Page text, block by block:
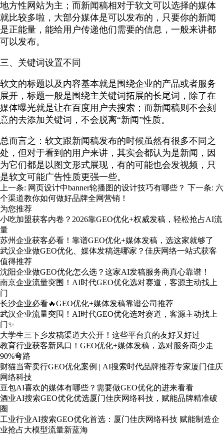
地方性网站为主；而新闻稿相对于软文可以选择的媒体
就比较多啦，大部分媒体是可以发布的，只要你的新闻
是正能量，能给用户传递他们需要的信息，一般来讲都
可以发布。
三、关键词设置不同
软文的标题以及内容基本就是围绕企业的产品或者服务
展开，标题一般是围绕主关键词拓展的长尾词，除了在
媒体曝光就是让在百度用户去搜索；而新闻稿则不会刻
意的去添加关键词，不会脱离“新闻”性质。
总而言之：软文跟新闻稿发布的时候虽然有很多不同之
处，但对于看到的用户来讲，其实会都认为是新闻，因
为它们都是以图文形式展现，有的可能也会发视频，只
是软文可能广告性质更强一些。
上一条: 网页设计中banner轮播图的设计技巧有哪些？ 下一条: 六
个渠道教你如何做好品牌全网营销！
为您推荐
小吃加盟获客内卷？2026靠GEO优化+权威发稿，轻松抢占AI流
量
苏州企业获客必看！靠谱GEO优化+媒体发稿，选这家就够了
武汉企业做GEO优化、媒体发稿选哪家？佳庆网络一站式获客
值得推荐
沈阳企业做GEO优化怎么选？这家AI发稿服务商真心靠谱！
南京企业流量突围！AI时代GEO优化选对赛道，客源主动找上
门
长沙企业必看🔥GEO优化+媒体发稿靠谱公司推荐
武汉企业流量突围！AI时代GEO优化选对赛道，客源主动找上
门✨
大学生三下乡发稿渠道大公开！这些平台真的友好又好过
教育行业获客新风口！GEO优化+媒体发稿，选对服务商少走
90%弯路
财猫当寄卖行GEO优化案例 | AI搜索时代品牌推荐专家厦门佳庆
网络科技
豆包AI喜欢的媒体有哪些？需要做GEO优化的进来看看
酒业AI搜索GEO优化优选厦门佳庆网络科技，赋能品牌精准破
圈
工业行业AI搜索GEO优化首选：厦门佳庆网络科技 赋能制造企
业抢占大模型流量新蓝海